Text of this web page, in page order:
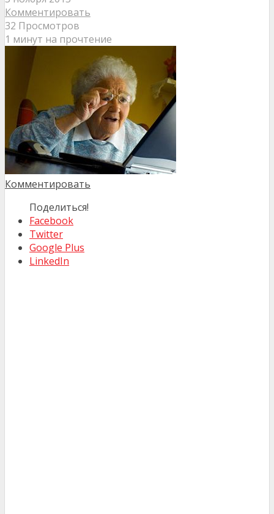
Комментировать
32 Просмотров
1 минут на прочтение
Комментировать
Поделиться!
Facebook
Twitter
Google Plus
LinkedIn